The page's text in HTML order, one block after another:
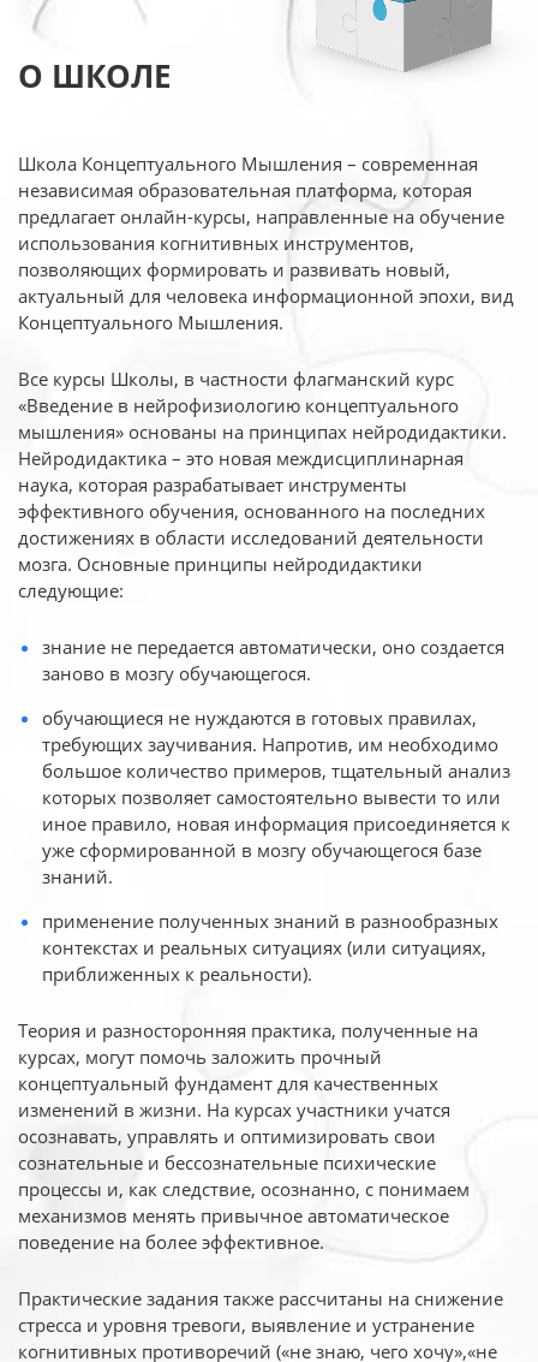
О ШКОЛЕ
Школа Концептуального Мышления – современная
независимая образовательная платформа, которая
предлагает онлайн-курсы, направленные на обучение
использования когнитивных инструментов,
позволяющих формировать и развивать новый,
актуальный для человека информационной эпохи, вид
Концептуального Мышления.
Все курсы Школы, в частности флагманский курс
«Введение в нейрофизиологию концептуального
мышления» основаны на принципах нейродидактики.
Нейродидактика – это новая междисциплинарная
наука, которая разрабатывает инструменты
эффективного обучения, основанного на последних
достижениях в области исследований деятельности
мозга. Основные принципы нейродидактики
следующие:
знание не передается автоматически, оно создается
заново в мозгу обучающегося.
обучающиеся не нуждаются в готовых правилах,
требующих заучивания. Напротив, им необходимо
большое количество примеров, тщательный анализ
которых позволяет самостоятельно вывести то или
иное правило, новая информация присоединяется к
уже сформированной в мозгу обучающегося базе
знаний.
применение полученных знаний в разнообразных
контекстах и реальных ситуациях (или ситуациях,
приближенных к реальности).
Теория и разносторонняя практика, полученные на
курсах, могут помочь заложить прочный
концептуальный фундамент для качественных
изменений в жизни. На курсах участники учатся
осознавать, управлять и оптимизировать свои
сознательные и бессознательные психические
процессы и, как следствие, осознанно, с понимаем
механизмов менять привычное автоматическое
поведение на более эффективное.
Практические задания также рассчитаны на снижение
стресса и уровня тревоги, выявление и устранение
когнитивных противоречий («не знаю, чего хочу»,«не